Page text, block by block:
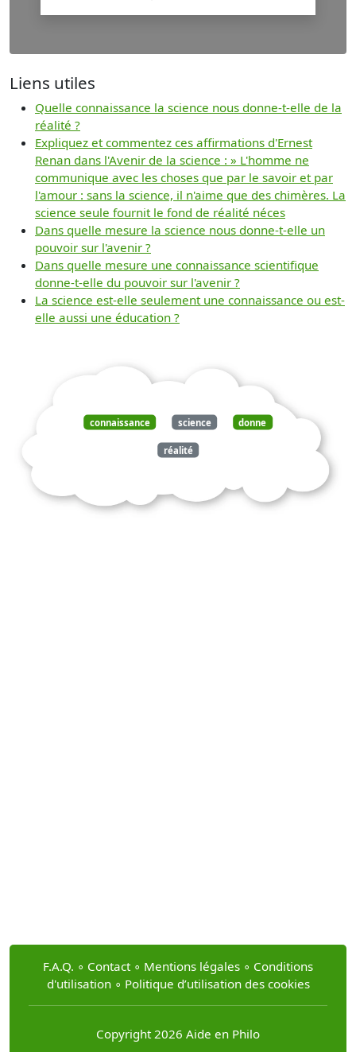
Liens utiles
Quelle connaissance la science nous donne-t-elle de la
réalité ?
Expliquez et commentez ces affirmations d'Ernest
Renan dans l'Avenir de la science : » L'homme ne
communique avec les choses que par le savoir et par
l'amour : sans la science, il n'aime que des chimères. La
science seule fournit le fond de réalité néces
Dans quelle mesure la science nous donne-t-elle un
pouvoir sur l'avenir ?
Dans quelle mesure une connaissance scientifique
donne-t-elle du pouvoir sur l'avenir ?
La science est-elle seulement une connaissance ou est-
elle aussi une éducation ?
connaissance science donne
réalité
F.A.Q. ∘ Contact ∘ Mentions légales ∘ Conditions
d'utilisation∘ Politique d’utilisation des cookies
Copyright 2026 Aide en Philo